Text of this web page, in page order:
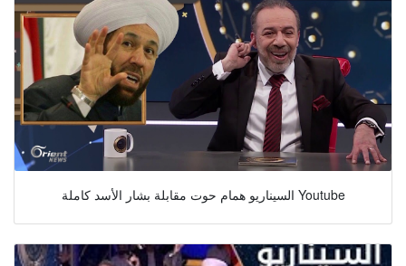
السيناريو همام حوت مقابلة بشار الأسد كاملة Youtube